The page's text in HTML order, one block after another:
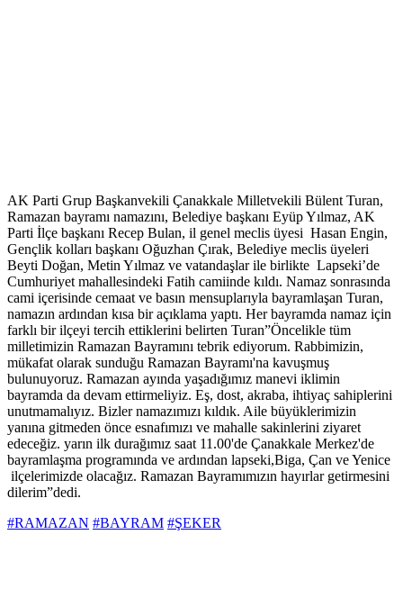
AK Parti Grup Başkanvekili Çanakkale Milletvekili Bülent Turan,
Ramazan bayramı namazını, Belediye başkanı Eyüp Yılmaz, AK
Parti İlçe başkanı Recep Bulan, il genel meclis üyesi Hasan Engin,
Gençlik kolları başkanı Oğuzhan Çırak, Belediye meclis üyeleri
Beyti Doğan, Metin Yılmaz ve vatandaşlar ile birlikte Lapseki’de
Cumhuriyet mahallesindeki Fatih camiinde kıldı. Namaz sonrasında
cami içerisinde cemaat ve basın mensuplarıyla bayramlaşan Turan,
namazın ardından kısa bir açıklama yaptı. Her bayramda namaz için
farklı bir ilçeyi tercih ettiklerini belirten Turan”Öncelikle tüm
milletimizin Ramazan Bayramını tebrik ediyorum. Rabbimizin,
mükafat olarak sunduğu Ramazan Bayramı'na kavuşmuş
bulunuyoruz. Ramazan ayında yaşadığımız manevi iklimin
bayramda da devam ettirmeliyiz. Eş, dost, akraba, ihtiyaç sahiplerini
unutmamalıyız. Bizler namazımızı kıldık. Aile büyüklerimizin
yanına gitmeden önce esnafımızı ve mahalle sakinlerini ziyaret
edeceğiz. yarın ilk durağımız saat 11.00'de Çanakkale Merkez'de
bayramlaşma programında ve ardından lapseki,Biga, Çan ve Yenice
ilçelerimizde olacağız. Ramazan Bayramımızın hayırlar getirmesini
dilerim”dedi.
#RAMAZAN #BAYRAM #ŞEKER